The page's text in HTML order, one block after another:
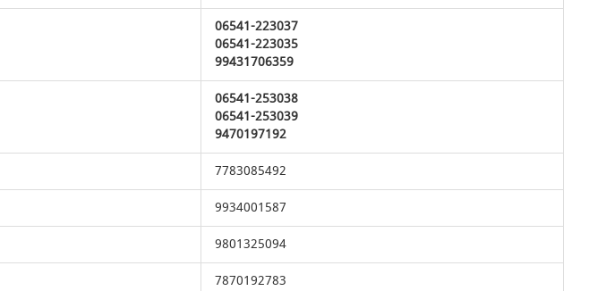
06541-223037
06541-223035
99431706359
06541-253038
06541-253039
9470197192
7783085492
9934001587
9801325094
7870192783